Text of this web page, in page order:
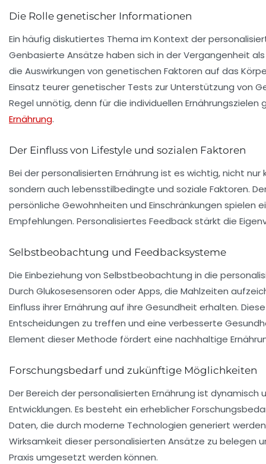
Die Rolle genetischer Informationen
Ein häufig diskutiertes Thema im Kontext der
Genbasierte Ansätze haben sich in der Vergangenheit
die Auswirkungen von genetischen Faktoren auf das
Einsatz teurer genetischer Tests zur Unterstützung von
Regel unnötig, denn für die individuellen
Ernährung.
Der Einfluss von Lifestyle und sozialen Faktoren
Bei der personalisierten Ernährung ist es wichtig, nicht
sondern auch lebensstilbedingte und soziale Faktoren.
persönliche Gewohnheiten und Einschränkungen spielen
Empfehlungen. Personalisiertes Feedback stärkt die
Selbstbeobachtung und Feedbacksysteme
Die Einbeziehung von Selbstbeobachtung in die
Durch Glukosesensoren oder Apps, die Mahlzeiten
Einfluss ihrer Ernährung auf ihre Gesundheit erhalten.
Entscheidungen zu treffen und eine verbesserte
Element dieser Methode fördert eine nachhaltige
Forschungsbedarf und zukünftige Möglichkeiten
Der Bereich der personalisierten Ernährung ist
Entwicklungen. Es besteht ein erheblicher
Daten, die durch moderne Technologien generiert
Wirksamkeit dieser personalisierten Ansätze zu belegen
Praxis umgesetzt werden können.